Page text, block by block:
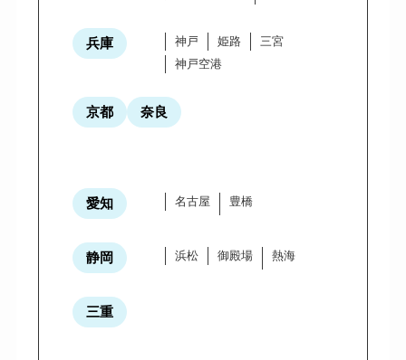
兵庫 神戸 姫路
三宮
神戸空港
京都 奈良
愛知 名古屋 豊橋
静岡 浜松 御殿場 熱海
三重